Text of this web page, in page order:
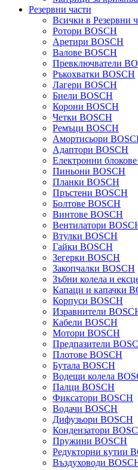
Резервни части
Всички в Резервни
Ротори BOSCH
Аретири BOSCH
Валове BOSCH
Превключватели
Ръкохватки BOSCH
Лагери BOSCH
Биели BOSCH
Корони BOSCH
Четки BOSCH
Ремъци BOSCH
Амортисьори
Адаптори BOSCH
Електронни
Пиньони BOSCH
Планки BOSCH
Пръстени BOSCH
Болтове BOSCH
Винтове BOSCH
Вентилатори
Втулки BOSCH
Гайки BOSCH
Зегерки BOSCH
Закопчалки BOSCH
Зъбни колела и
Капаци и капачки
Корпуси BOSCH
Изравнители
Кабели BOSCH
Мотори BOSCH
Предпазители
Плотове BOSCH
Бутала BOSCH
Водещи колела
Палци BOSCH
Фиксатори BOSCH
Водачи BOSCH
Дифузьори BOSCH
Кондензатори
Пружини BOSCH
Редукторни кутии
Въздуховоди